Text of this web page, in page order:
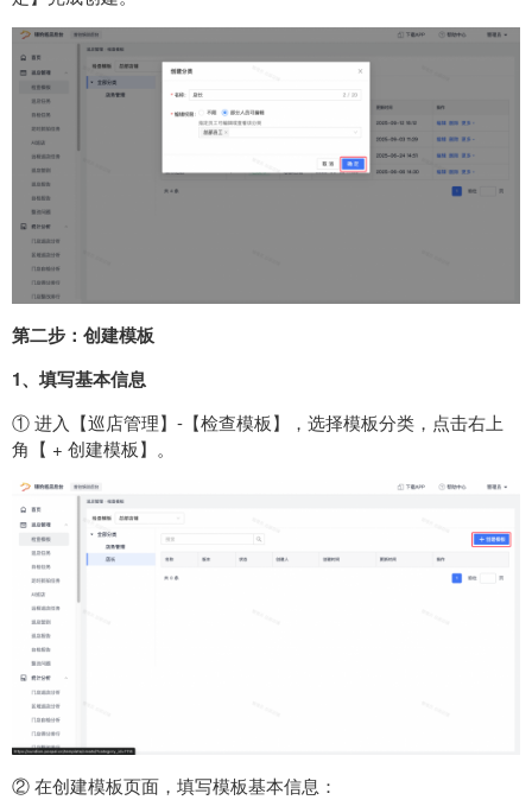
第二步： 创建模板
1、填写基本信息
① 进入【巡店管理】-【检查模板】，选择模板分类，点击右上
角【 + 创建模板】。
② 在创建模板页面，填写模板基本信息：